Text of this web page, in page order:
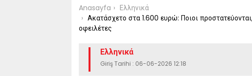
Anasayfa
Ελληνικά
Ακατάσχετο στα 1.600 ευρώ: Ποιοι
οφειλέτες
Ελληνικά
Giriş Tarihi : 06-06-2026 12:18